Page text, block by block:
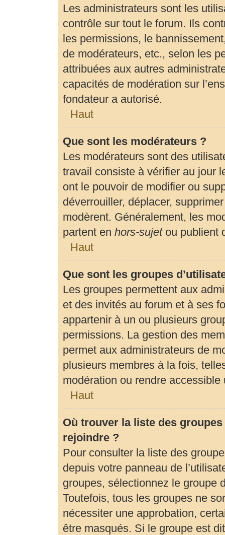
Les administrateurs sont les
contrôle sur tout le forum. Ils
les permissions, le
de modérateurs, etc., selon les
attribuées aux autres
capacités de modération sur
fondateur a autorisé.
Haut
Que sont les modérateurs ?
Les modérateurs sont des
travail consiste à vérifier au jour
ont le pouvoir de modifier ou
déverrouiller, déplacer,
modèrent. Généralement, les
partent en hors-sujetou publient
Haut
Que sont les groupes
Les groupes permettent aux
et des invités au forum et à ses
appartenir à un ou plusieurs
permissions. La gestion des
permet aux administrateurs de
plusieurs membres à la fois,
modération ou rendre accessible
Haut
Où trouver la liste des
rejoindre ?
Pour consulter la liste des
depuis votre panneau de
groupes, sélectionnez le groupe
Toutefois, tous les groupes ne
nécessiter une approbation,
être masqués. Si le groupe est